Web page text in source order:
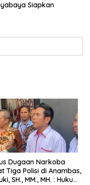
Siapkan
Dugaan Narkoba
Tiga Polisi di Anambas,
SH., MM., MH. : Hukum